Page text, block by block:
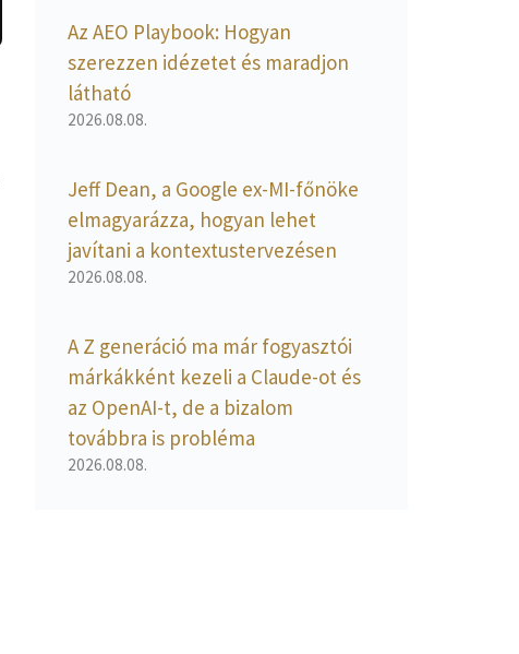
Az AEO Playbook: Hogyan
szerezzen idézetet és maradjon
látható
2026.08.08.
Jeff Dean, a Google ex-MI-főnöke
elmagyarázza, hogyan lehet
javítani a kontextustervezésen
2026.08.08.
A Z generáció ma már fogyasztói
márkákként kezeli a Claude-ot és
az OpenAI-t, de a bizalom
továbbra is probléma
2026.08.08.